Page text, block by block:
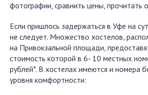
фотографии, сравнить цены, прочитать
Если пришлось задержаться в Уфе на
не следует. Множество хостелов,
на Привокзальной площади,
стоимость которой в 6- 10 местных
рублей*. В хостелах имеются и номера
уровня комфортности: